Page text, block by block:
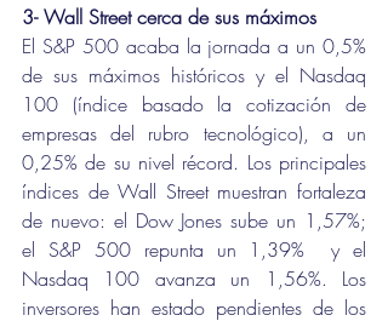
3- Wall Street cerca de sus máximos
El S&P 500 acaba la jornada a un 0,5%
de sus máximos históricos y el Nasdaq
100 (índice basado la cotización de
empresas del rubro tecnológico), a un
0,25% de su nivel récord. Los principales
índices de Wall Street muestran fortaleza
de nuevo: el Dow Jones sube un 1,57%;
el S&P 500 repunta un 1,39%  y el
Nasdaq 100 avanza un 1,56%. Los
inversores han estado pendientes de los